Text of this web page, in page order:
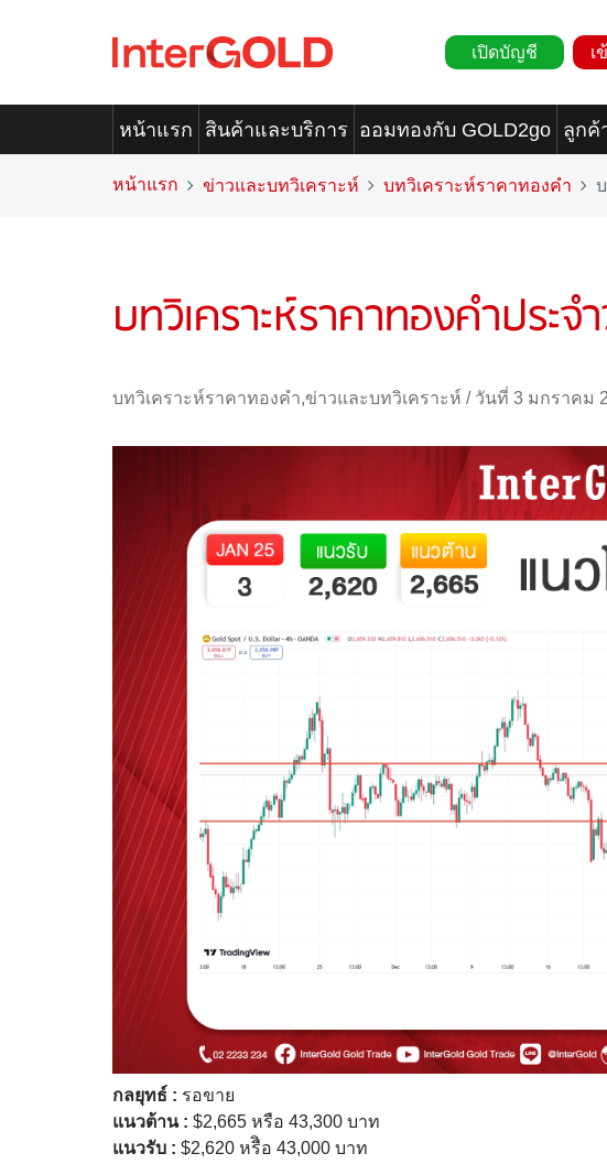
เปิดบัญชี เ
หน้าแรก สินค้าและบริการ ออมทองกับ GOLD2go ลูกค้
หน้าแรก ข่าวและบทวิเคราะห์ บทวิเคราะห์ราคาทองคำ
บทวิเคราะห์ราคาทองคำประ
บทวิเคราะห์ราคาทองคำ,ข่าวและบทวิเคราะห์ / วันที่ 3 มกราคม
กลยุทธ์ : รอขาย
แนวต้าน : $2,665 หรือ 43,300 บาท
แนวรับ : $2,620 หรืิอ 43,000 บาท